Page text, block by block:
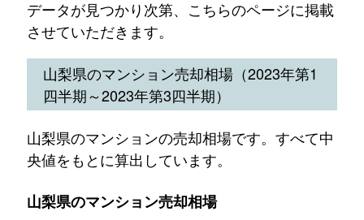
データが見つかり次第、こちらのページに掲載
させていただきます。
山梨県のマンション売却相場（2023年第1
四半期～2023年第3四半期）
山梨県のマンションの売却相場です。すべて中
央値をもとに算出しています。
山梨県のマンション売却相場